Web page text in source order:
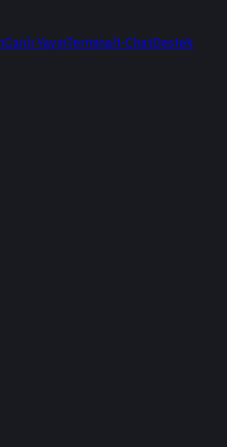
Canlı YayınTerminalt-ChatDestek